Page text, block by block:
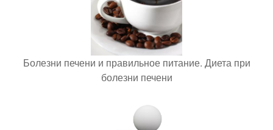
Болезни печени и правильное питание. Диета при
болезни печени